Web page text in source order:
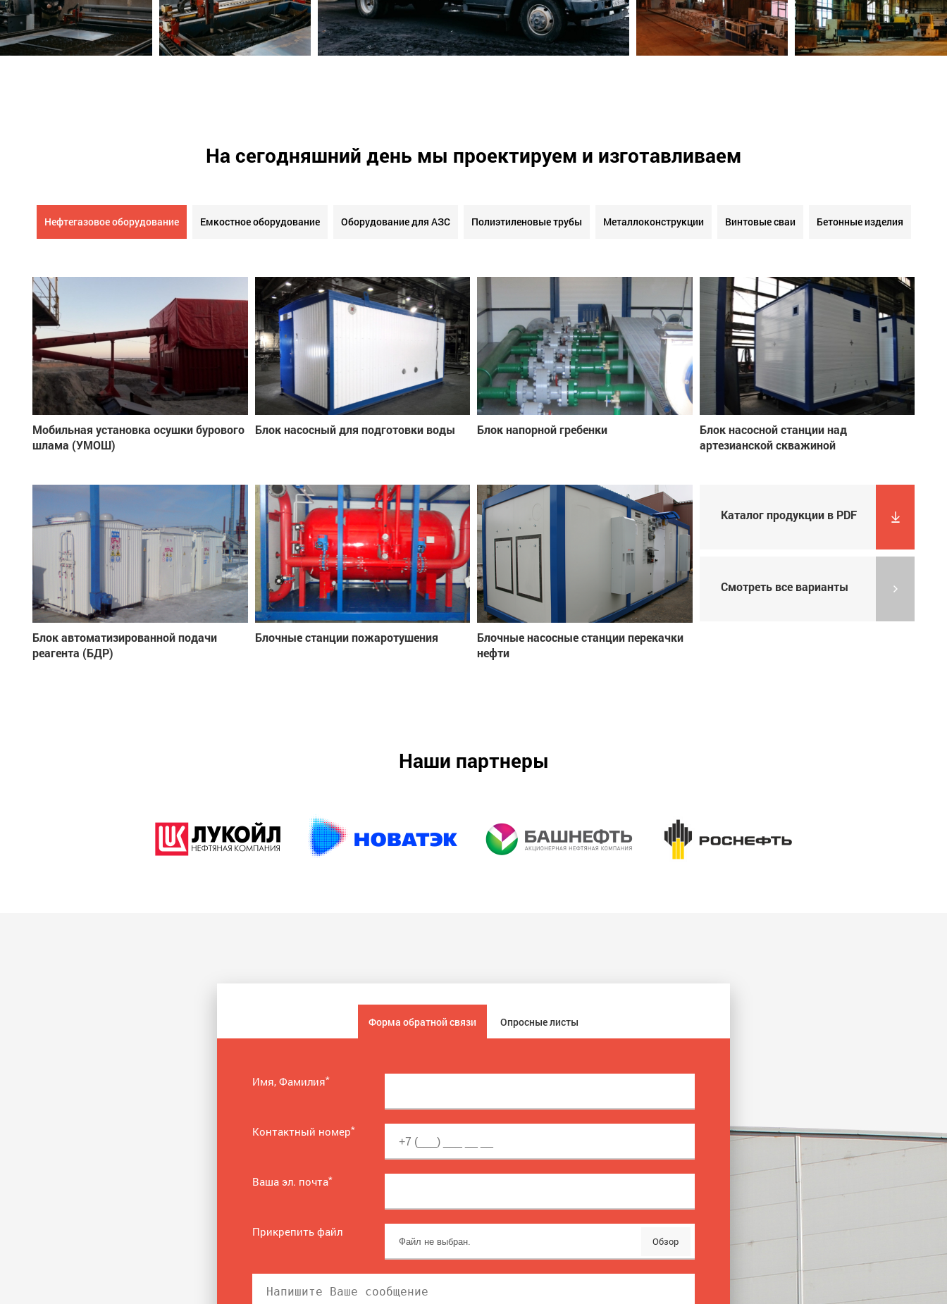
На сегодняшний день мы проектируем и изготавливаем
Нефтегазовое оборудование Емкостное оборудование Оборудование для АЗС Полиэтиленовые трубы Металлоконструкции Винтовые сваи Бетонные изделия
Мобильная установка осушки бурового
шлама (УМОШ)
Блок насосный для подготовки воды Блок напорной гребенки
Блок насосной станции над
артезианской скважиной
Блок автоматизированной подачи
реагента (БДР)
Блочные станции пожаротушения
Блочные насосные станции перекачки
нефти
Каталог продукции в PDF
Смотреть все варианты
Наши партнеры
Форма обратной связи Опросные листы
Имя, Фамилия*
Контактный номер*
Ваша эл. почта*
Прикрепить файл
Обзор